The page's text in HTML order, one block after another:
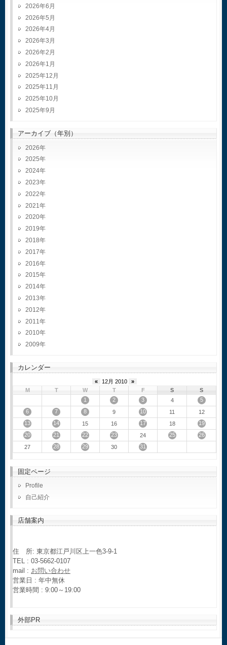
2026年6月
2026年5月
2026年4月
2026年3月
2026年2月
2026年1月
2025年12月
2025年11月
2025年10月
2025年9月
アーカイブ（年別）
2026
2025
2024
2023
2022
2021
2020
2019
2018
2017
2016
2015
2014
2013
2012
2011
2010
2009
カレンダー
« 12月 2010
»
M
T W T F S
S
1
2 3 4
5
6
7 8 9 10 11
12
13
14 15 16 17 18
19
20
21 22 23 24 25
26
27
28 29 30 31
固定ページ
Profile
自己紹介
店舗案内
住 所: 東京都江戸川区上一色3-9-1
TEL : 03-5662-0107
mail : お問い合わせ
営業日 : 年中無休
営業時間 : 9:00～19:00
外部PR